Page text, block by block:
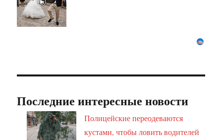
Последние интересные новости
Полицейские переодеваются
кустами, чтобы ловить водителей